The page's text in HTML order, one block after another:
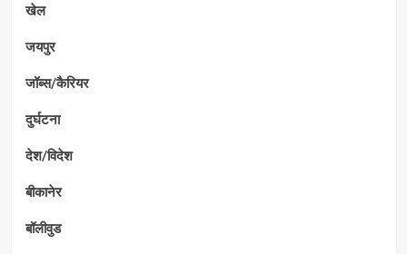
खेल
जयपुर
जॉब्स/कैरियर
दुर्घटना
देश/विदेश
बीकानेर
बॉलीवुड